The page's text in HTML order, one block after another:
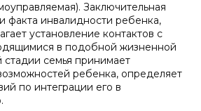
Заключительная
факта инвалидности ребенка,
установление контактов с
в подобной жизненной
стадии семья принимает
ребенка, определяет
по интеграции его в